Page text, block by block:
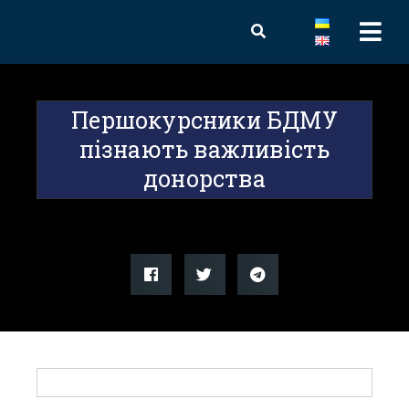
Першокурсники БДМУ
пізнають важливість
донорства